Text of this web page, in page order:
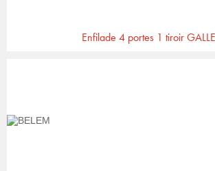
Enfilade 4 portes 1 tiroir